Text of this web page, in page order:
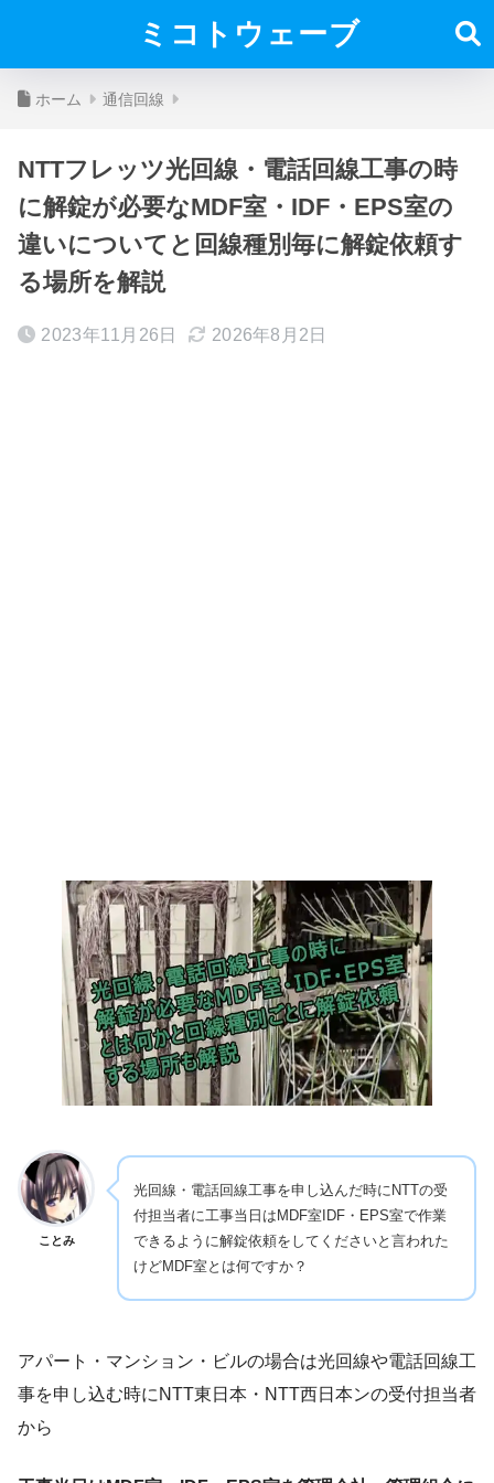
ミコトウェーブ
ホーム 通信回線
NTTフレッツ光回線・電話回線工事の時
に解錠が必要なMDF室・IDF・EPS室の
違いについてと回線種別毎に解錠依頼す
る場所を解説
2023年11月26日 2026年8月2日
ことみ
光回線・電話回線工事を申し込んだ時にNTTの受
付担当者に工事当日はMDF室IDF・EPS室で作業
できるように解錠依頼をしてくださいと言われた
けどMDF室とは何ですか？
アパート・マンション・ビルの場合は光回線や電話回線工
事を申し込む時にNTT東日本・NTT西日本ンの受付担当者
から